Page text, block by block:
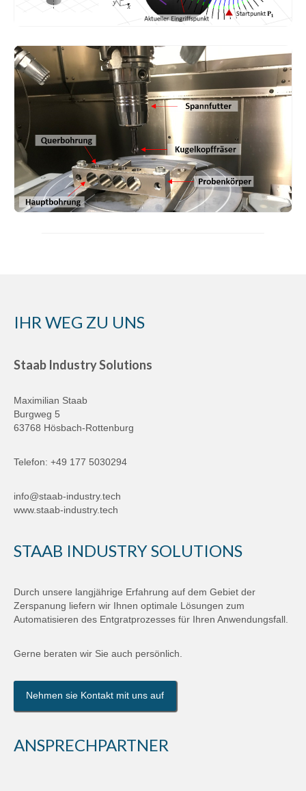
IHR WEG ZU UNS
Staab Industry Solutions
Maximilian Staab
Burgweg 5
63768 Hösbach-Rottenburg
Telefon: +49 177 5030294
info@staab-industry.tech
www.staab-industry.tech
STAAB INDUSTRY SOLUTIONS
Durch unsere langjährige Erfahrung auf dem Gebiet der
Zerspanung liefern wir Ihnen optimale Lösungen zum
Automatisieren des Entgratprozesses für Ihren Anwendungsfall.
Gerne beraten wir Sie auch persönlich.
Nehmen sie Kontakt mit uns auf
ANSPRECHPARTNER